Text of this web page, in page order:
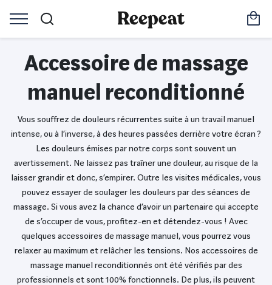
Accessoire de massage
manuel reconditionné
Vous souffrez de douleurs récurrentes suite à un travail manuel
intense, ou à l’inverse, à des heures passées derrière votre écran ?
Les douleurs émises par notre corps sont souvent un
avertissement. Ne laissez pas traîner une douleur, au risque de la
laisser grandir et donc, s’empirer. Outre les visites médicales, vous
pouvez essayer de soulager les douleurs par des séances de
massage. Si vous avez la chance d’avoir un partenaire qui accepte
de s’occuper de vous, profitez-en et détendez-vous ! Avec
quelques accessoires de massage manuel, vous pourrez vous
relaxer au maximum et relâcher les tensions. Nos accessoires de
massage manuel reconditionnés ont été vérifiés par des
professionnels et sont 100% fonctionnels. De plus, ils peuvent